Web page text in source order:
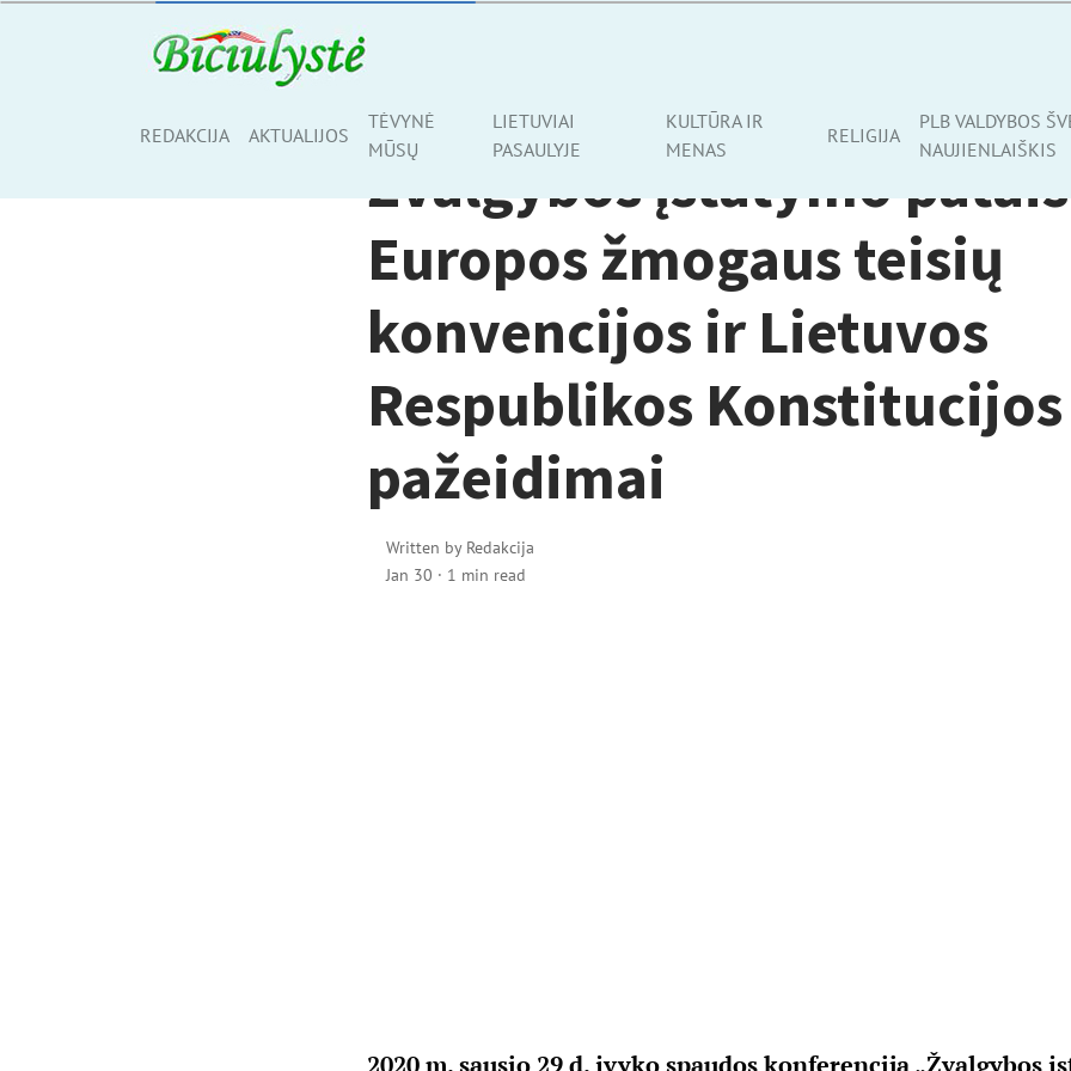
REDAKCIJA AKTUALIJOS
TĖVYNĖ
MŪSŲ
LIETUVIAI
PASAULYJE
KULTŪRA IR
MENAS
RELIGIJA
PLB VALDYBOS
NAUJIENLAIŠKIS
AKTUALIJOS
Žvalgybos įstatymo
Europos žmogaus teisių
konvencijos ir Lietuvos
Respublikos Konstitucijos
pažeidimai
Written by Redakcija
Jan 30 · 1 min read
2020 m. sausio 29 d. įvyko spaudos konferencija „Žvalgybos
Share